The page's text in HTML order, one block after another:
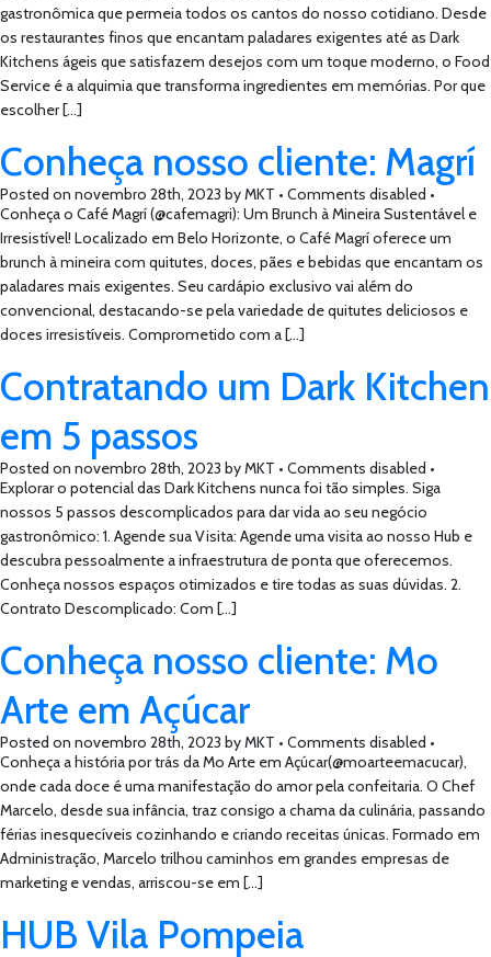
gastronômica que permeia todos os cantos do nosso cotidiano. Desde
os restaurantes finos que encantam paladares exigentes até as Dark
Kitchens ágeis que satisfazem desejos com um toque moderno, o Food
Service é a alquimia que transforma ingredientes em memórias. Por que
escolher […]
Conheça nosso cliente: Magrí
Posted on novembro 28th, 2023 byMKT • Comments disabled •
Conheça o Café Magrí (@cafemagri): Um Brunch à Mineira Sustentável e
Irresistível! Localizado em Belo Horizonte, o Café Magrí oferece um
brunch à mineira com quitutes, doces, pães e bebidas que encantam os
paladares mais exigentes. Seu cardápio exclusivo vai além do
convencional, destacando-se pela variedade de quitutes deliciosos e
doces irresistíveis. Comprometido com a […]
Contratando um Dark Kitchen
em 5 passos
Posted on novembro 28th, 2023 byMKT • Comments disabled •
Explorar o potencial das Dark Kitchens nunca foi tão simples. Siga
nossos 5 passos descomplicados para dar vida ao seu negócio
gastronômico: 1. Agende sua Visita: Agende uma visita ao nosso Hub e
descubra pessoalmente a infraestrutura de ponta que oferecemos.
Conheça nossos espaços otimizados e tire todas as suas dúvidas. 2.
Contrato Descomplicado: Com […]
Conheça nosso cliente: Mo
Arte em Açúcar
Posted on novembro 28th, 2023 byMKT • Comments disabled •
Conheça a história por trás da Mo Arte em Açúcar(@moarteemacucar),
onde cada doce é uma manifestação do amor pela confeitaria. O Chef
Marcelo, desde sua infância, traz consigo a chama da culinária, passando
férias inesquecíveis cozinhando e criando receitas únicas. Formado em
Administração, Marcelo trilhou caminhos em grandes empresas de
marketing e vendas, arriscou-se em […]
HUB Vila Pompeia